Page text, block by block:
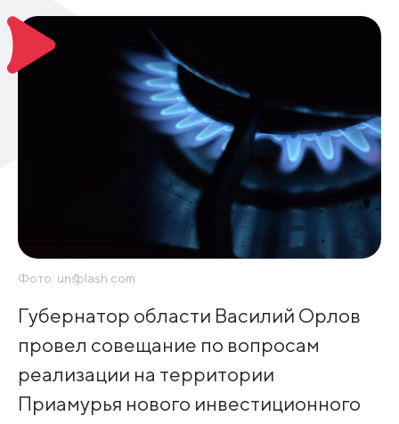
Фото: unsplash.com
Губернатор области Василий Орлов
провел совещание по вопросам
реализации на территории
Приамурья нового инвестиционного